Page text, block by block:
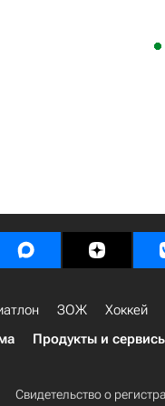
ЗОЖ Хоккей
Продукты и
Свидетельство о